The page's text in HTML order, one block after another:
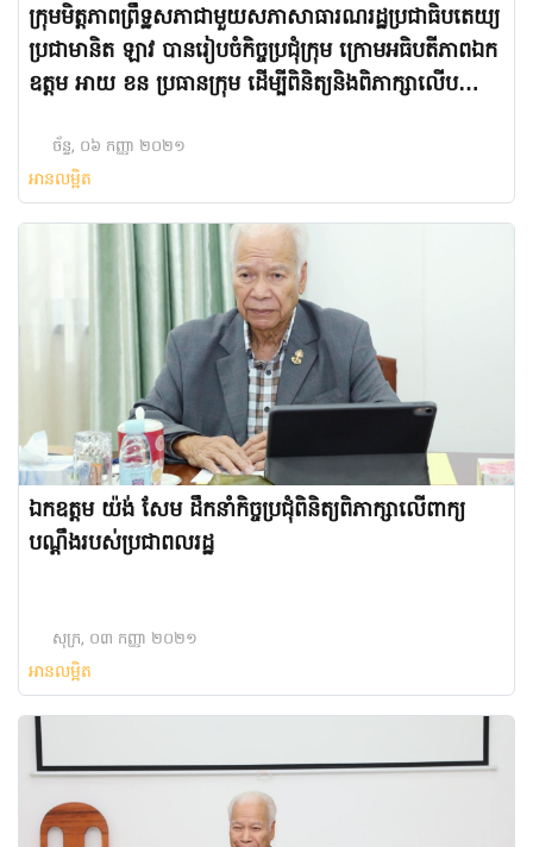
ក្រុម​មិត្តភាព​ព្រឹទ្ឋសភា​ជាមួយ​សភា​សាធារណរដ្ឋ​ប្រជាធិបតេយ្យ​
ប្រជាមានិត​ ឡាវ បាន​រៀបចំ​កិច្ច​ប្រជុំ​ក្រុម​ ក្រោមអធិបតីភាព​ឯក
ឧត្តម អាយ ខន ប្រធានក្រុម ដើម្បីពិនិត្យនិងពិភាក្សាលើបញ្ហា
ច័ន្ទ, ០៦ កញ្ញា ២០២១
អានលម្អិត
ឯកឧត្តម យ៉ង់ សែម ដឹកនាំកិច្ចប្រជុំពិនិត្យពិភាក្សាលើពាក្យ
បណ្តឹងរបស់ប្រជាពលរដ្ឋ
សុក្រ, ០៣ កញ្ញា ២០២១
អានលម្អិត